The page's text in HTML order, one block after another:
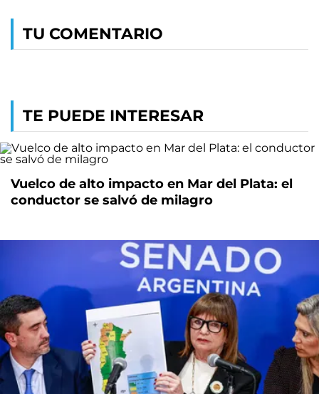
TU COMENTARIO
TE PUEDE INTERESAR
Vuelco de alto impacto en Mar del Plata: el
conductor se salvó de milagro